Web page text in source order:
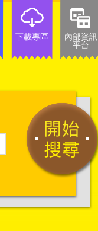
下載專區
內部資訊
平台